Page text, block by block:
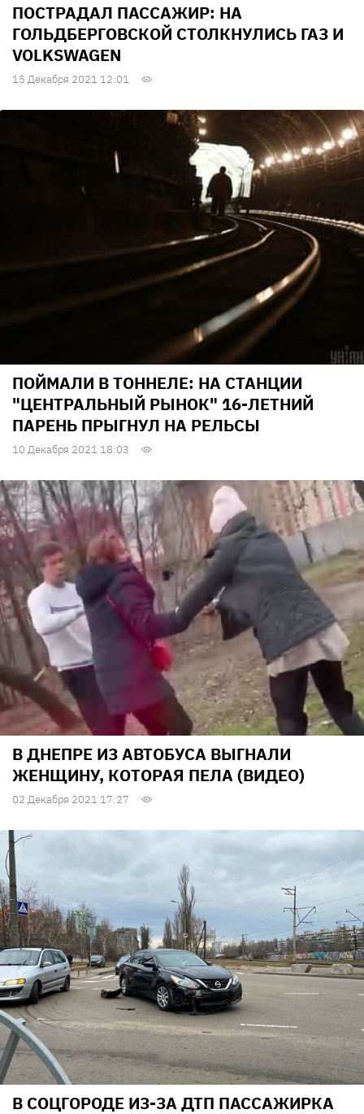
ПОСТРАДАЛ ПАССАЖИР: НА
ГОЛЬДБЕРГОВСКОЙ СТОЛКНУЛИСЬ ГАЗ И
VOLKSWAGEN
15 Декабря 2021 12:01
ПОЙМАЛИ В ТОННЕЛЕ: НА СТАНЦИИ
"ЦЕНТРАЛЬНЫЙ РЫНОК" 16-ЛЕТНИЙ
ПАРЕНЬ ПРЫГНУЛ НА РЕЛЬСЫ
10 Декабря 2021 18:03
В ДНЕПРЕ ИЗ АВТОБУСА ВЫГНАЛИ
ЖЕНЩИНУ, КОТОРАЯ ПЕЛА (ВИДЕО)
02 Декабря 2021 17:27
В СОЦГОРОДЕ ИЗ-ЗА ДТП ПАССАЖИРКА